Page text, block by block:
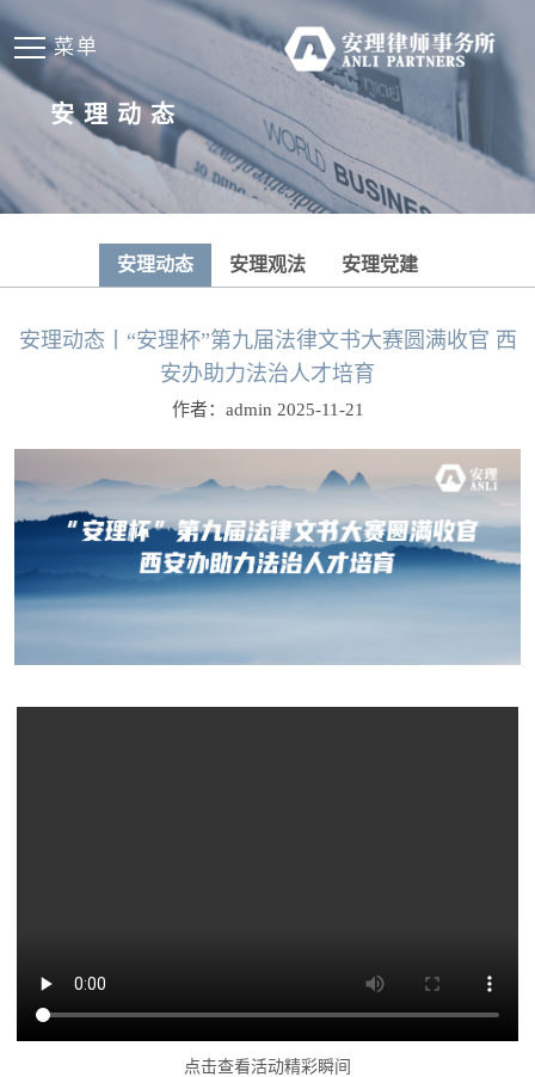
菜单
安理动态
安理动态 安理观法 安理党建
安理动态丨“安理杯”第九届法律文书大赛圆满收官 西
安办助力法治人才培育
作者：admin 2025-11-21
点击查看活动精彩瞬间